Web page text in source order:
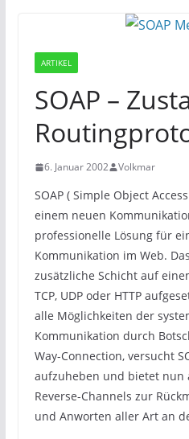
ARTIKEL
SOAP –
6. Januar 2002 Volkmar
SOAP ( Simple Object
einem neuen
professionelle Lösung für
Kommunikation im Web.
zusätzliche Schicht auf
TCP, UDP oder HTTP
alle Möglichkeiten der
Kommunikation durch
Way-Connection, versucht
aufzuheben und bietet nun
Reverse-Channels zur
und Anworten aller Art an